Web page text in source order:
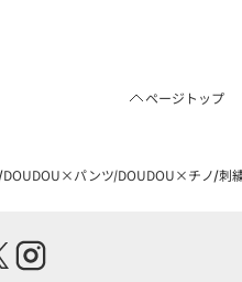
ページトップ
DOUDOU×パンツ DOUDOU×チノ 刺